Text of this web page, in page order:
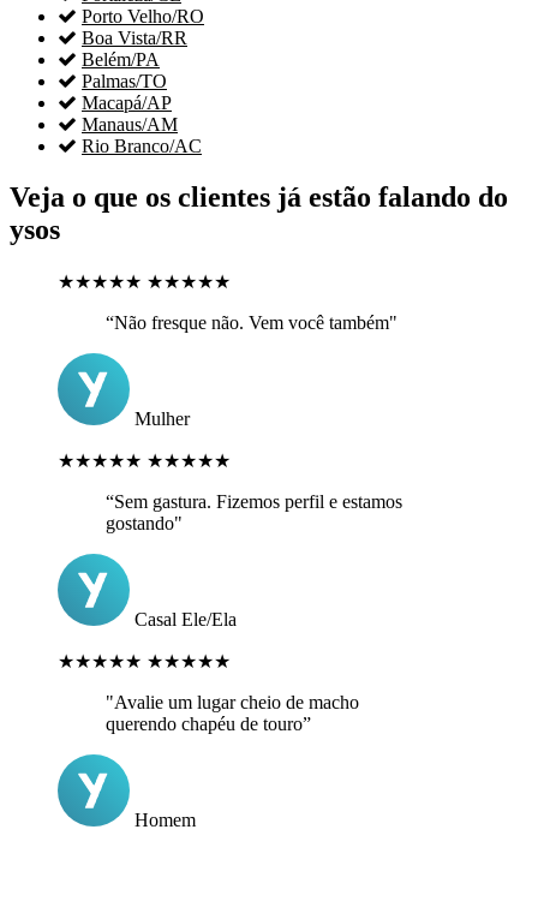
 Porto Velho/RO
 Boa Vista/RR
 Belém/PA
 Palmas/TO
 Macapá/AP
 Manaus/AM
 Rio Branco/AC
Veja o que os clientes já estão falando do
ysos
★★★★★ ★★★★★
“Não fresque não. Vem você também"
Mulher
★★★★★ ★★★★★
“Sem gastura. Fizemos perfil e estamos
gostando"
Casal Ele/Ela
★★★★★ ★★★★★
"Avalie um lugar cheio de macho
querendo chapéu de touro”
Homem